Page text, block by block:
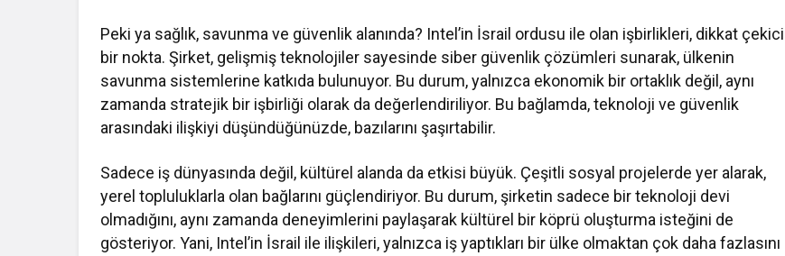
Peki ya sağlık, savunma ve güvenlik alanında? Intel’in İsrail ordusu ile olan işbirlikleri, dikkat çekici
bir nokta. Şirket, gelişmiş teknolojiler sayesinde siber güvenlik çözümleri sunarak, ülkenin
savunma sistemlerine katkıda bulunuyor. Bu durum, yalnızca ekonomik bir ortaklık değil, aynı
zamanda stratejik bir işbirliği olarak da değerlendiriliyor. Bu bağlamda, teknoloji ve güvenlik
arasındaki ilişkiyi düşündüğünüzde, bazılarını şaşırtabilir.
Sadece iş dünyasında değil, kültürel alanda da etkisi büyük. Çeşitli sosyal projelerde yer alarak,
yerel topluluklarla olan bağlarını güçlendiriyor. Bu durum, şirketin sadece bir teknoloji devi
olmadığını, aynı zamanda deneyimlerini paylaşarak kültürel bir köprü oluşturma isteğini de
gösteriyor. Yani, Intel’in İsrail ile ilişkileri, yalnızca iş yaptıkları bir ülke olmaktan çok daha fazlasını